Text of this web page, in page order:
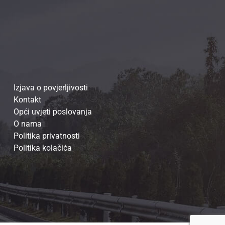
Izjava o povjerljivosti
Kontakt
Opći uvjeti poslovanja
O nama
Politika privatnosti
Politika kolačića